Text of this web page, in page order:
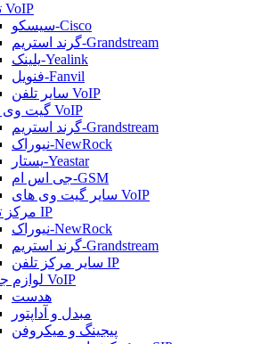
تلفن VoIP
سیسکو-Cisco
گرند استریم-Grandstream
یلینک-Yealink
فنویل-Fanvil
سایر تلفن VoIP
گیت وی های VoIP
گرند استریم-Grandstream
نیوراک-NewRock
یستار-Yeastar
جی اس ام-GSM
سایر گیت وی های VoIP
مرکز تلفن IP
نیوراک-NewRock
گرند استریم-Grandstream
سایر مرکز تلفن IP
لوازم جانبی VoIP
هدست
مبدل و آداپتور
پیجینگ و میکروفن